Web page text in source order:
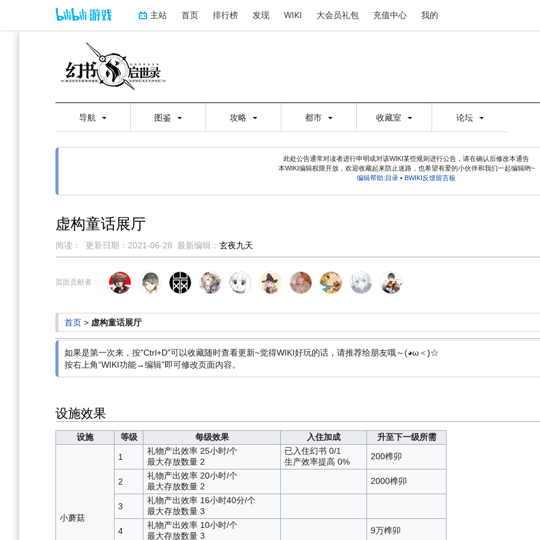
主站 首页 排行榜 发现 WIKI 大会员礼包 充值中心 我的
导航 图鉴 攻略 都市 收藏室 论坛
此处公告通常对读者进行申明或对该WIKI某些规则进行公告，请在确认后修改本通告
本WIKI编辑权限开放，欢迎收藏起来防止迷路，也希望有爱的小伙伴和我们一起编辑哟~
编辑帮助:目录 • BWIKI反馈留言板
虚构童话展厅
阅读： 更新日期： 2021-06-28 最新编辑： 玄夜九天
到
到
页面贡献者 :
首页 > 虚构童话展厅
如果是第一次来，按"Ctrl+D"可以收藏随时查看更新~觉得WIKI好玩的话，请推荐给朋友哦～(◕ω＜)☆
按右上角“WIKI功能→编辑”即可修改页面内容。
设施效果
设施 等级 每级效果 入住加成 升至下一级所需
小蘑菇
1
礼物产出效率 25小时/个
最大存放数量 2
已入住幻书 0/1
生产效率提高 0%
200榫卯
2
礼物产出效率 20小时/个
最大存放数量 2
2000榫卯
3
礼物产出效率 16小时40分/个
最大存放数量 3
4
礼物产出效率 10小时/个
最大存放数量 3
9万榫卯